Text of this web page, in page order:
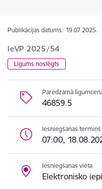
Publikācijas datums: 19.07.2025.
IeVP 2025/54
Līgums noslēgts
Paredzamā
46859.5
Iesniegšanas termiņš
07:00,
Iesniegšanas vieta
Elektronisko